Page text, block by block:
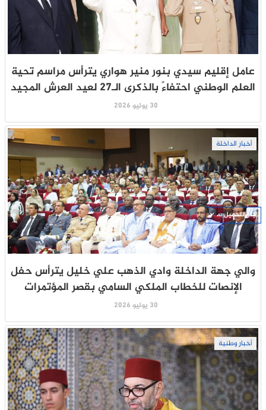
عامل إقليم سيدي بنور منير هواري يترأس مراسم تحية
العلم الوطني احتفاءً بالذكرى الـ27 لعيد العرش المجيد
30 يوليو 2026
أخبار الداخلة
والي جهة الداخلة وادي الذهب علي خليل يترأس حفل
الإنصات للخطاب الملكي السامي بقصر المؤتمرات
30 يوليو 2026
أخبار وطنية
جار التحميل ...